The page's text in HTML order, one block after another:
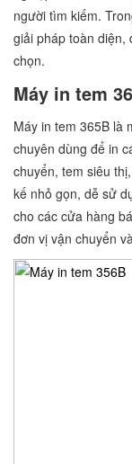
người tìm kiếm.
giải pháp toàn
chọn.
Máy in tem
Máy in tem 365B là
chuyên dùng để in
chuyển, tem siêu
kế nhỏ gọn, dễ sử
cho các cửa hàng
đơn vị vận chuyển